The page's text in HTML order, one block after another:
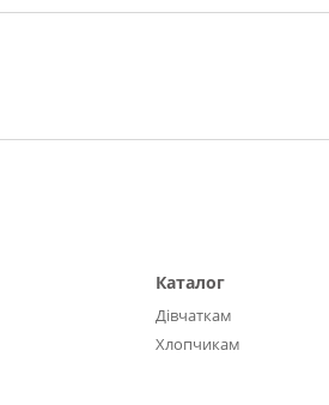
Каталог
Дівчаткам
Хлопчикам